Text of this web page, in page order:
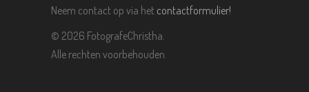
Neem contact op via het contactformulier!
© 2026 FotografeChristha.
Alle rechten voorbehouden.